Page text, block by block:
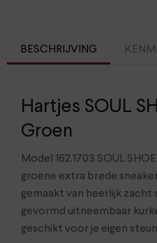
BESCHRIJVING
Hartjes SOUL
Groen
Model 162.1703 SOUL
groene extra brede
gemaakt van heerlijk zacht
gevormd uitneembaar
geschikt voor je eigen